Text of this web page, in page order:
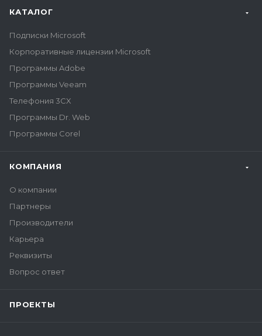
КАТАЛОГ
Подписки Microsoft
Корпоративные лицензии Microsoft
Программы Adobe
Программы Veeam
Телефония 3CX
Программы Dr. Web
Программы Corel
КОМПАНИЯ
О компании
Партнеры
Производители
Карьера
Реквизиты
Вопрос ответ
ПРОЕКТЫ